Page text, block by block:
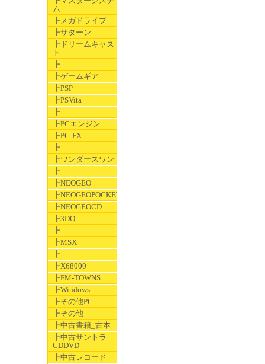
ム
┣メガドライブ
┣サターン
┣ドリームキャス
ト
┣
┣ゲームギア
┣PSP
┣PSVita
┣
┣PCエンジン
┣PC-FX
┣
┣ワンダースワン
┣
┣NEOGEO
┣NEOGEOPOCKET
┣NEOGEOCD
┣3DO
┣
┣MSX
┣
┣X68000
┣FM-TOWNS
┣Windows
┣その他PC
┣その他
┣中古書籍_古本
┣中古サントラ
CDDVD
┣中古レコード